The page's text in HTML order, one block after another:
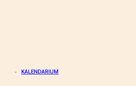
KALENDARIUM